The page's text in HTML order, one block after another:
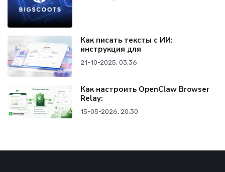
Как писать тексты с ИИ:
инструкция для
21-10-2025, 03:36
Как настроить OpenClaw Browser
Relay:
15-05-2026, 20:30